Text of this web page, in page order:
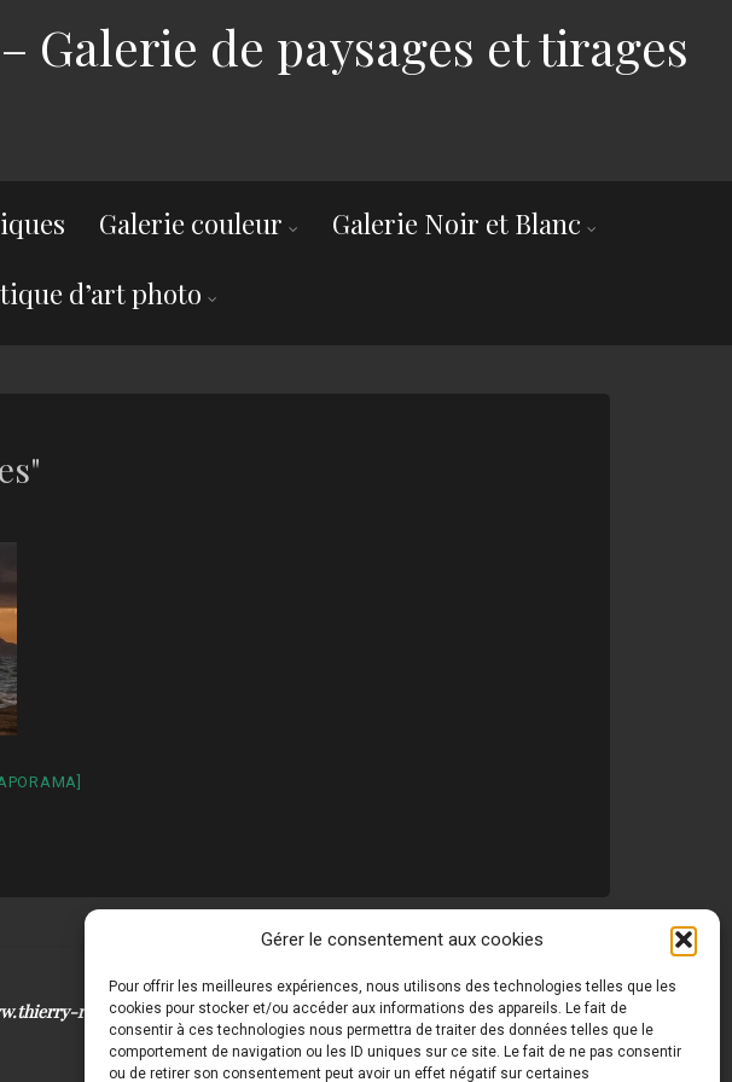
Gérer le consentement aux cookies
Pour offrir les meilleures expériences, nous utilisons des technologies telles que les
cookies pour stocker et/ou accéder aux informations des appareils. Le fait de
consentir à ces technologies nous permettra de traiter des données telles que le
comportement de navigation ou les ID uniques sur ce site. Le fait de ne pas consentir
ou de retirer son consentement peut avoir un effet négatif sur certaines
Galerie de paysages et tirages
Galerie couleur
Galerie Noir et Blanc
d’art photo
raynaud.com © Toutes les photos de ce site sont la propriété de